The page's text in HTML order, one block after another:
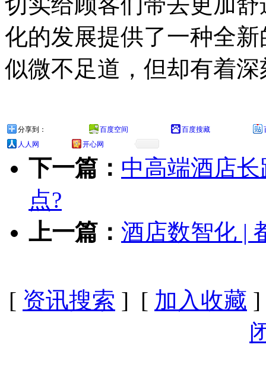
化的发展提供了一种全
似微不足道，但却有着
分享到： 百度空间 百度搜藏
人人网
开心网
下一篇： 中高端酒店
点?
上一篇： 酒店数智化 |
[ 资讯搜索 ] [ 加入收藏